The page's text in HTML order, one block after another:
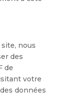
nous
des
de
votre
données